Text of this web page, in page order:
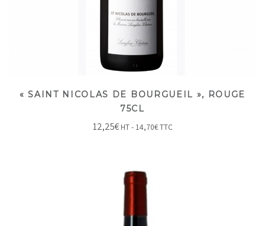
« SAINT NICOLAS DE BOURGUEIL », ROUGE
75CL
12,25€ HT - 14,70€TTC